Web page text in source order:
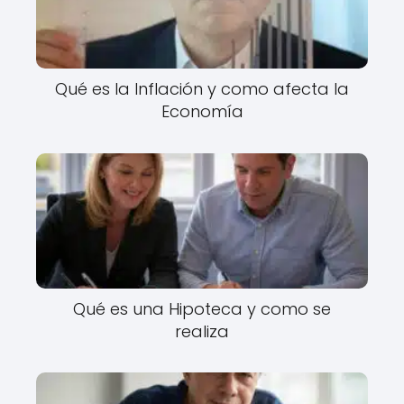
Qué es la Inflación y como afecta la
Economía
Qué es una Hipoteca y como se
realiza